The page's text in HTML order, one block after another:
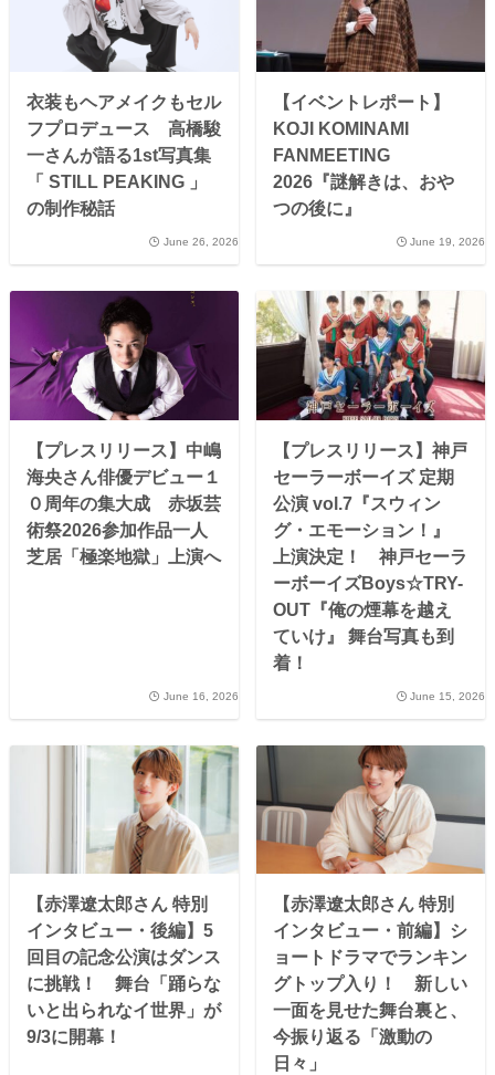
衣装もヘアメイクもセル
フプロデュース 高橋駿
一さんが語る1st写真集
「 STILL PEAKING 」
の制作秘話
June 26, 2026
【イベントレポート】
KOJI KOMINAMI
FANMEETING
2026『謎解きは、おや
つの後に』
June 19, 2026
【プレスリリース】中嶋
海央さん俳優デビュー１
０周年の集大成 赤坂芸
術祭2026参加作品一人
芝居「極楽地獄」上演へ
June 16, 2026
【プレスリリース】神戸
セーラーボーイズ 定期
公演 vol.7『スウィン
グ・エモーション！』
上演決定！ 神戸セーラ
ーボーイズBoys☆TRY-
OUT『俺の煙幕を越え
ていけ』 舞台写真も到
着！
June 15, 2026
【赤澤遼太郎さん 特別
インタビュー・後編】5
回目の記念公演はダンス
に挑戦！ 舞台「踊らな
いと出られなイ世界」が
9/3に開幕！
【赤澤遼太郎さん 特別
インタビュー・前編】シ
ョートドラマでランキン
グトップ入り！ 新しい
一面を見せた舞台裏と、
今振り返る「激動の
日々」